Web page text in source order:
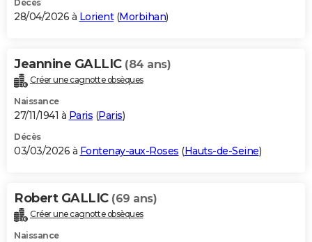
BONS PLANS
Carte de Noël
Carte Bonne année
Carte Saint-Valentin
Carte Pâques
Carte d'anniversaire
DICTIONNAIRE
Dictionnaire
Biographies
Citations
Expressions
Proverbes
PROGRAMME TV
S'inscrire
Se connecter
Lycées
Collèges
Primaires
Universités
Entreprises
Service militaire
Avis de recherche
AVIS DE DÉCÈS
Bricolage
Lifestyle
Culture
Sport
Auto
Television
Voyage
Cinema
Décès
28/04/2026 à Lorient(Morbihan)
Jeannine GALLIC (84 ans)
Créer une cagnotte obsèques
Naissance
27/11/1941 à Paris (Paris)
Décès
03/03/2026 à Fontenay-aux-Roses (Hauts-de-Seine)
Robert GALLIC (69 ans)
Créer une cagnotte obsèques
Naissance